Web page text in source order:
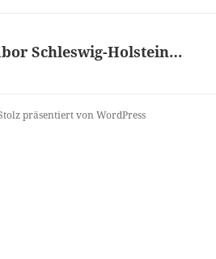
Schleswig-Holstein…
präsentiert von WordPress